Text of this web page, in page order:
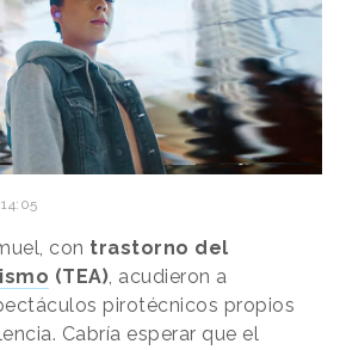
con trastorno del
(TEA), acudieron a
pirotécnicos propios
Cabría esperar que el